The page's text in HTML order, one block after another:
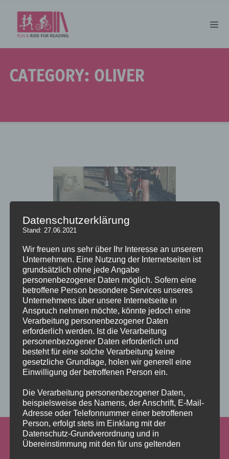
CATEGORY: OLIVER
Add some widgets to this area!
Datenschutzerklärung
Stand: 27.06.2021
Wir freuen uns sehr über Ihr Interesse an unserem
Unternehmen. Eine Nutzung der Internetseiten ist
grundsätzlich ohne jede Angabe
personenbezogener Daten möglich. Sofern eine
betroffene Person besondere Services unseres
Unternehmens über unsere Internetseite in
Anspruch nehmen möchte, könnte jedoch eine
Verarbeitung personenbezogener Daten
erforderlich werden. Ist die Verarbeitung
personenbezogener Daten erforderlich und
besteht für eine solche Verarbeitung keine
gesetzliche Grundlage, holen wir generell eine
Einwilligung der betroffenen Person ein.
Die Verarbeitung personenbezogener Daten,
beispielsweise des Namens, der Anschrift, E-Mail-
Adresse oder Telefonnummer einer betroffenen
Person, erfolgt stets im Einklang mit der
Datenschutz-Grundverordnung und in
Übereinstimmung mit den für uns geltenden